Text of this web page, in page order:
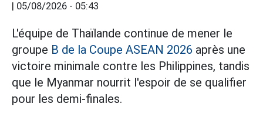
05/08/2026 - 05:43
L'équipe de Thaïlande continue de mener le
groupe B de la Coupe ASEAN 2026 après une
victoire minimale contre les Philippines, tandis
que le Myanmar nourrit l'espoir de se qualifier
pour les demi-finales.